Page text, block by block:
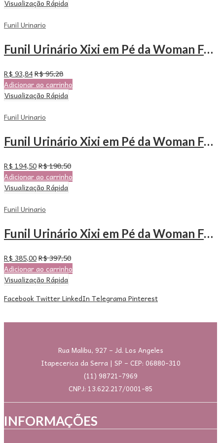
Visualização Rápida
Funil Urinario
Funil Urinário Xixi em Pé da Woman Free – Com 24 Unidades
R$ 93,84R$95,28
Adicionar ao carrinho
Visualização Rápida
Funil Urinario
Funil Urinário Xixi em Pé da Woman Free – Com 50 Unidades
R$ 194,50R$198,50
Adicionar ao carrinho
Visualização Rápida
Funil Urinario
Funil Urinário Xixi em Pé da Woman Free – Com 100 Unidades
R$ 385,00R$397,50
Adicionar ao carrinho
Visualização Rápida
FacebookTwitterLinkedIn TelegramaPinterest
Rua Malibu, 927 – Jd. Los Angeles
Itapecerica da Serra | SP – CEP: 06880-310
(11) 98721-7969
CNPJ: 13.622.217/0001-85
INFORMAÇÕES